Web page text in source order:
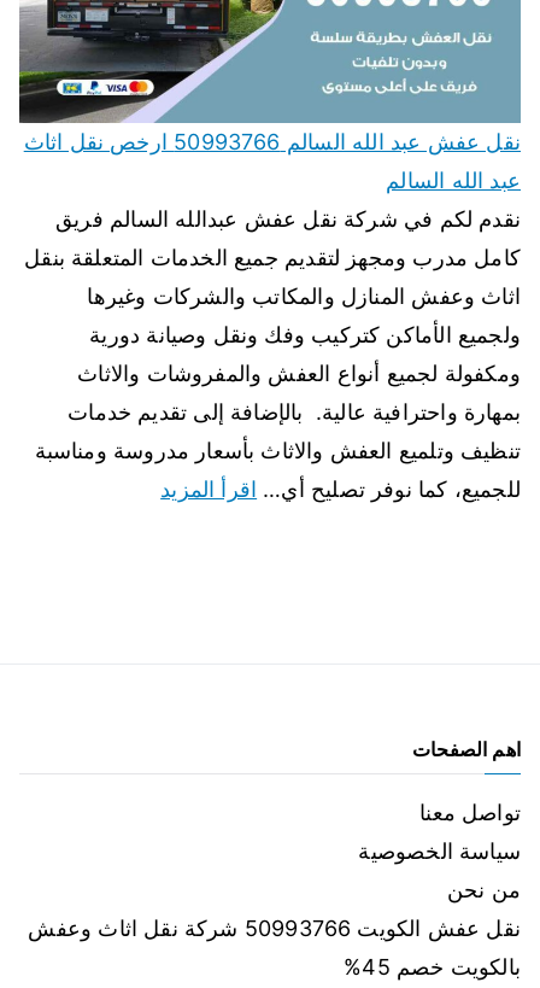
نقل عفش عبد الله السالم 50993766 ارخص نقل اثاث
عبد الله السالم
نقدم لكم في شركة نقل عفش عبدالله السالم فريق
كامل مدرب ومجهز لتقديم جميع الخدمات المتعلقة بنقل
اثاث وعفش المنازل والمكاتب والشركات وغيرها
ولجميع الأماكن كتركيب وفك ونقل وصيانة دورية
ومكفولة لجميع أنواع العفش والمفروشات والاثاث
بمهارة واحترافية عالية. بالإضافة إلى تقديم خدمات
تنظيف وتلميع العفش والاثاث بأسعار مدروسة ومناسبة
للجميع، كما نوفر تصليح أي… اقرأ المزيد
اهم الصفحات
تواصل معنا
سياسة الخصوصية
من نحن
نقل عفش الكويت 50993766 شركة نقل اثاث وعفش
بالكويت خصم 45%